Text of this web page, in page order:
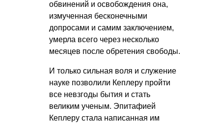
обвинений и освобождения она,
измученная бесконечными
допросами и самим заключением,
умерла всего через несколько
месяцев после обретения свободы.
И только сильная воля и служение
науке позволили Кеплеру пройти
все невзгоды бытия и стать
великим ученым. Эпитафией
Кеплеру стала написанная им